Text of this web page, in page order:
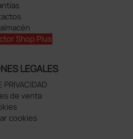
Shop Plus
LEGALES
PRIVACIDAD
de venta
cookies